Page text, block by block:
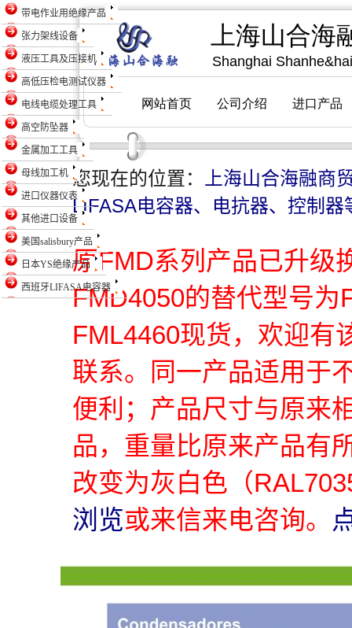
带电作业用绝缘产品
张力架线设备
液压工具及压接机
高低压检电测试仪器
电线电缆处理工具
高空防坠器
金属加工工具
母线加工机
进口仪器仪表
其他进口设备
美国salisbury产品
日本YS绝缘产品
西班牙LIFASA电容器
您现在的位置：
上海山合海融商
LIFASA电容器、电抗器、控制器
原FMD系列产品已升级
FMD4050的替代型号为
FML4460现货，欢迎有
联系。同一产品适用于
便利；产品尺寸与原来
品，重量比原来产品有
改变为灰白色（
浏览或来信来电咨询。